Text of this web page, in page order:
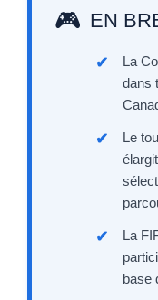
EN
La
dans
Le
La
base